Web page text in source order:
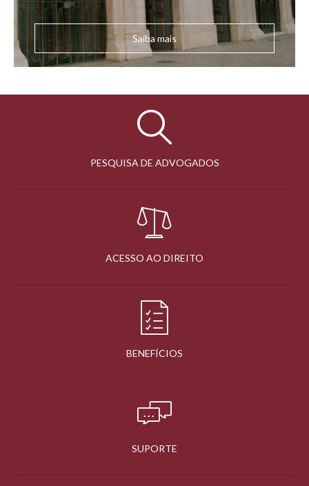
Saiba mais
PESQUISA DE ADVOGADOS
ACESSO AO DIREITO
BENEFÍCIOS
SUPORTE